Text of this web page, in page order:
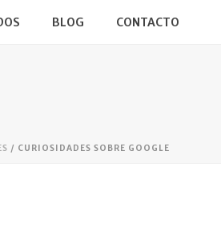
BLOG CONTACTO
/ CURIOSIDADES SOBRE GOOGLE